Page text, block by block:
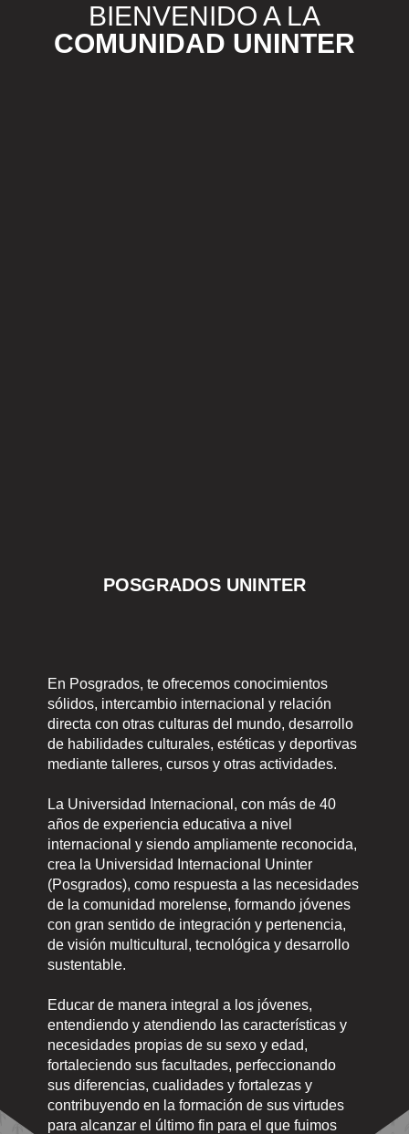
BIENVENIDO A LA
COMUNIDAD UNINTER
POSGRADOS UNINTER
En Posgrados, te ofrecemos conocimientos
sólidos, intercambio internacional y relación
directa con otras culturas del mundo, desarrollo
de habilidades culturales, estéticas y deportivas
mediante talleres, cursos y otras actividades.
La Universidad Internacional, con más de 40
años de experiencia educativa a nivel
internacional y siendo ampliamente reconocida,
crea la Universidad Internacional Uninter
(Posgrados), como respuesta a las necesidades
de la comunidad morelense, formando jóvenes
con gran sentido de integración y pertenencia,
de visión multicultural, tecnológica y desarrollo
sustentable.
Educar de manera integral a los jóvenes,
entendiendo y atendiendo las características y
necesidades propias de su sexo y edad,
fortaleciendo sus facultades, perfeccionando
sus diferencias, cualidades y fortalezas y
contribuyendo en la formación de sus virtudes
para alcanzar el último fin para el que fuimos